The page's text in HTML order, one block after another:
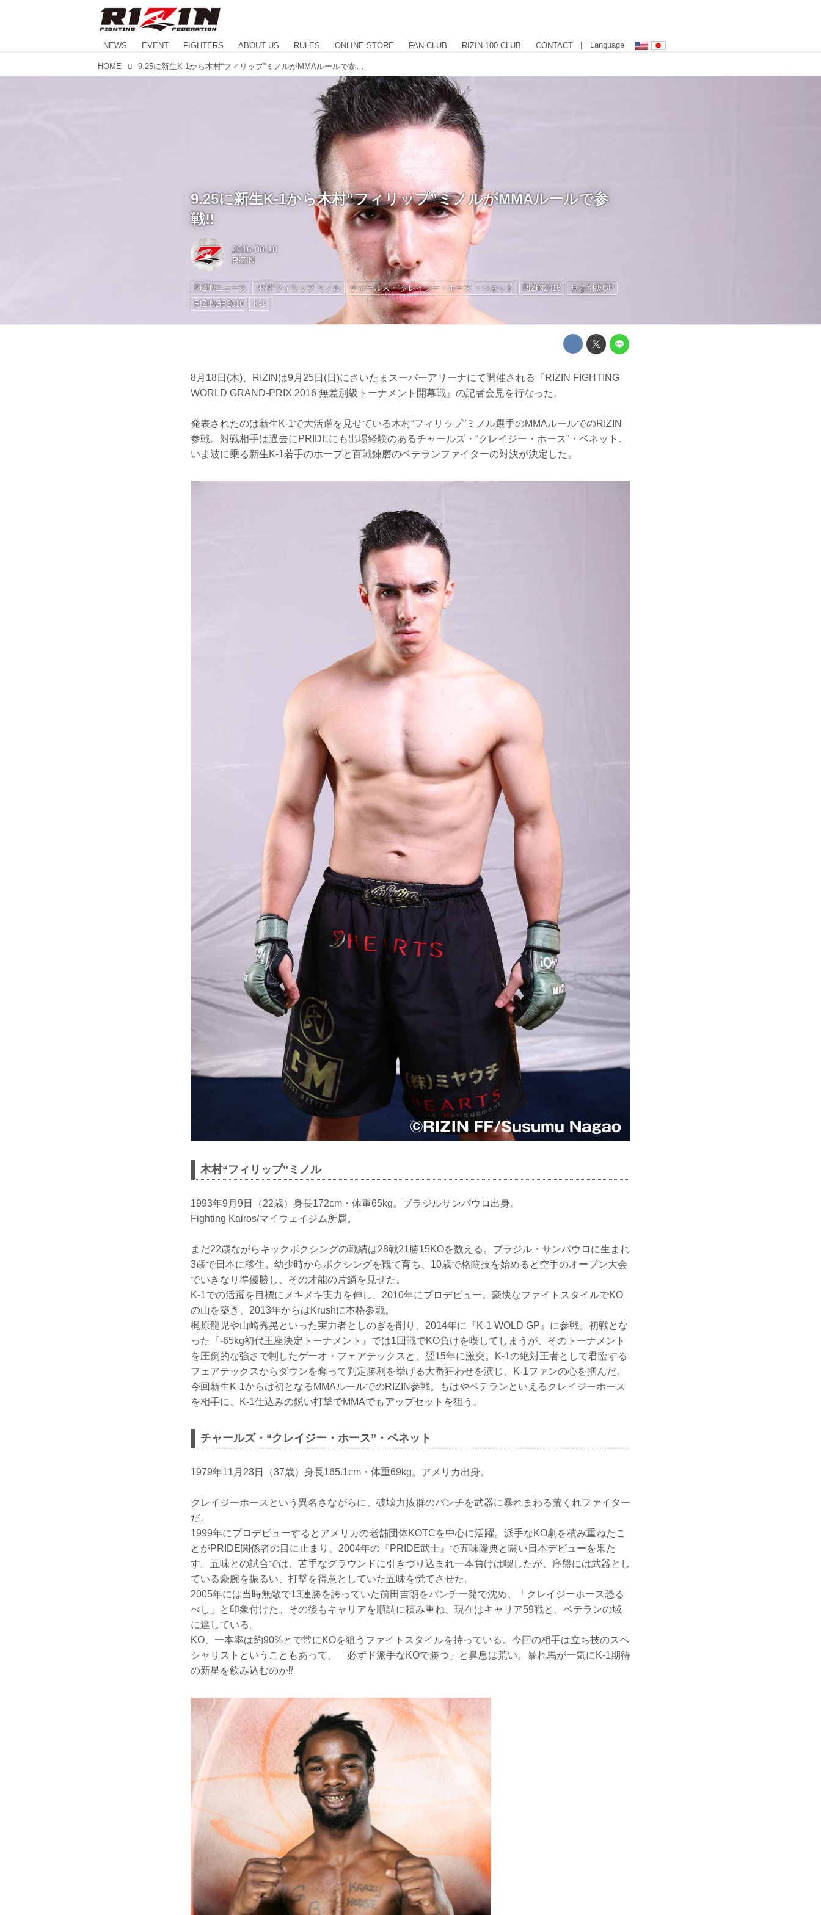
NEWS EVENT FIGHTERS ABOUT US RULES ONLINE STORE FAN CLUB RIZIN 100 CLUB CONTACT | Language
HOME
9.25に新生K-1から木村“フィリップ”ミノルがMMAルールで参
戦‼︎
2016-08-18
RIZIN
RIZINニュース 木村“フィリップ”ミノル チャールズ・“クレイジー・ホース”・ベネット RIZIN2016
無差別級GP
RIZINGP2016
K-1
8月18日(木)、RIZINは9月25日(日)にさいたまスーパーアリーナにて開催される『RIZIN FIGHTING
WORLD GRAND-PRIX 2016 無差別級トーナメント開幕戦』の記者会見を行なった。
発表されたのは新生K-1で大活躍を見せている木村“フィリップ”ミノル選手のMMAルールでのRIZIN
参戦。対戦相手は過去にPRIDEにも出場経験のあるチャールズ・“クレイジー・ホース”・ベネット。
いま波に乗る新生K-1若手のホープと百戦錬磨のベテランファイターの対決が決定した。
木村“フィリップ”ミノル
1993年9月9日（22歳）身長172cm・体重65kg。ブラジルサンパウロ出身。
Fighting Kairos/マイウェイジム所属。
まだ22歳ながらキックボクシングの戦績は28戦21勝15KOを数える。ブラジル・サンパウロに生まれ
3歳で日本に移住。幼少時からボクシングを観て育ち、10歳で格闘技を始めると空手のオープン大会
でいきなり準優勝し、その才能の片鱗を見せた。
K-1での活躍を目標にメキメキ実力を伸し、2010年にプロデビュー。豪快なファイトスタイルでKO
の山を築き、2013年からはKrushに本格参戦。
梶原龍児や山崎秀晃といった実力者としのぎを削り、2014年に『K-1 WOLD GP』に参戦。初戦とな
った『-65kg初代王座決定トーナメント』では1回戦でKO負けを喫してしまうが、そのトーナメント
を圧倒的な強さで制したゲーオ・フェアテックスと、翌15年に激突。K-1の絶対王者として君臨する
フェアテックスからダウンを奪って判定勝利を挙げる大番狂わせを演じ、K-1ファンの心を掴んだ。
今回新生K-1からは初となるMMAルールでのRIZIN参戦。もはやベテランといえるクレイジーホース
を相手に、K-1仕込みの鋭い打撃でMMAでもアップセットを狙う。
チャールズ・“クレイジー・ホース”・ベネット
1979年11月23日（37歳）身長165.1cm・体重69kg。アメリカ出身。
クレイジーホースという異名さながらに、破壊力抜群のパンチを武器に暴れまわる荒くれファイター
だ。
1999年にプロデビューするとアメリカの老舗団体KOTCを中心に活躍。派手なKO劇を積み重ねたこ
とがPRIDE関係者の目に止まり、2004年の『PRIDE武士』で五味隆典と闘い日本デビューを果た
す。五味との試合では、苦手なグラウンドに引きづり込まれ一本負けは喫したが、序盤には武器とし
ている豪腕を振るい、打撃を得意としていた五味を慌てさせた。
2005年には当時無敵で13連勝を誇っていた前田吉朗をパンチ一発で沈め、「クレイジーホース恐る
べし」と印象付けた。その後もキャリアを順調に積み重ね、現在はキャリア59戦と、ベテランの域
に達している。
KO、一本率は約90%とで常にKOを狙うファイトスタイルを持っている。今回の相手は立ち技のスペ
シャリストということもあって、「必ずド派手なKOで勝つ」と鼻息は荒い。暴れ馬が一気にK-1期待
の新星を飲み込むのか⁉︎